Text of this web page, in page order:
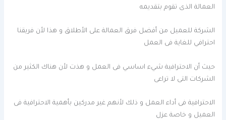
العمالة الذى تقوم بتقديمه
الشركة للعميل من أفضل فرق العمالة على الأطلاق و هذا لأن فريقنا
احترافي للغاية فى العمل
حيث أن الاحترافية شيء اساسي فى العمل و هذت لأن هناك الكثير من
الشركات التى لا تراعى
الاحترافية فى أداء العمل و ذلك لأنهم غير مدركين بأهمية الاحترافية فى
العميل و خاصة عزل